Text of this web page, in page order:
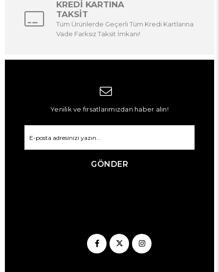
KREDİ KARTINA
TAKSİT
Tüm Ürünlerde Geçerli Tüm Kredi Kartlarına
Vade Farksız Taksit İmkanı!
Yenilik ve fırsatlarımızdan haber alın!
GÖNDER